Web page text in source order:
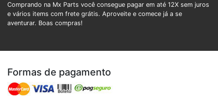
Comprando na Mx Parts você consegue pagar em até 12X sem juros
e vários items com frete grátis. Aproveite e comece já a se
aventurar. Boas compras!
Formas de pagamento